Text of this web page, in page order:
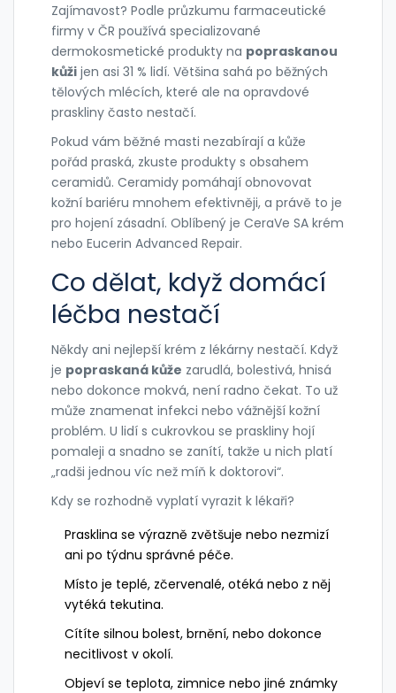
Zajímavost? Podle průzkumu farmaceutické
firmy v ČR používá specializované
dermokosmetické produkty na popraskanou
kůži jen asi 31 % lidí. Většina sahá po běžných
tělových mlécích, které ale na opravdové
praskliny často nestačí.
Pokud vám běžné masti nezabírají a kůže
pořád praská, zkuste produkty s obsahem
ceramidů. Ceramidy pomáhají obnovovat
kožní bariéru mnohem efektivněji, a právě to je
pro hojení zásadní. Oblíbený je CeraVe SA krém
nebo Eucerin Advanced Repair.
Co dělat, když domácí
léčba nestačí
Někdy ani nejlepší krém z lékárny nestačí. Když
je popraskaná kůže zarudlá, bolestivá, hnisá
nebo dokonce mokvá, není radno čekat. To už
může znamenat infekci nebo vážnější kožní
problém. U lidí s cukrovkou se praskliny hojí
pomaleji a snadno se zanítí, takže u nich platí
„radši jednou víc než míň k doktorovi“.
Kdy se rozhodně vyplatí vyrazit k lékaři?
Prasklina se výrazně zvětšuje nebo nezmizí
ani po týdnu správné péče.
Místo je teplé, zčervenalé, otéká nebo z něj
vytéká tekutina.
Cítíte silnou bolest, brnění, nebo dokonce
necitlivost v okolí.
Objeví se teplota, zimnice nebo jiné známky